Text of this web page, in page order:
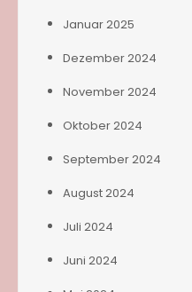
Januar 2025
Dezember 2024
November 2024
Oktober 2024
September 2024
August 2024
Juli 2024
Juni 2024